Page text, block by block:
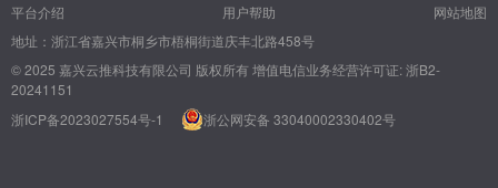
平台介绍 用户帮助
网站地图
地址：浙江省嘉兴市桐乡市梧桐街道庆丰北路458号
© 2025 嘉兴云推科技有限公司 版权所有增值电信业务经营许可证: 浙B2-
20241151
浙ICP备2023027554号-1
浙公网安备 33040002330402号